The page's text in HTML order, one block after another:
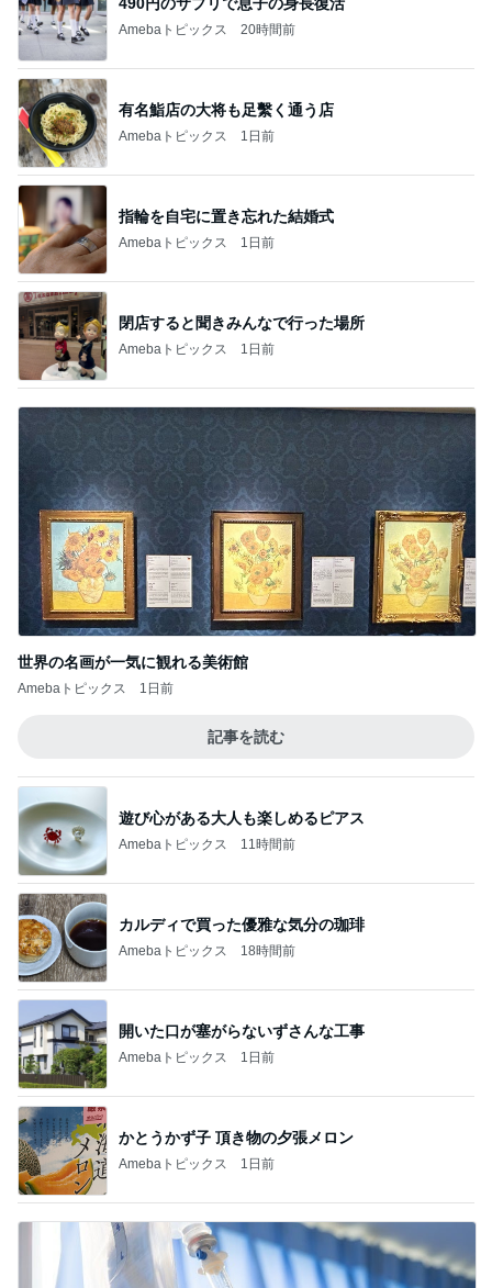
Amebaトピックス 20時間前
有名鮨店の大将も足繫く通う店
Amebaトピックス 1日前
指輪を自宅に置き忘れた結婚式
Amebaトピックス 1日前
閉店すると聞きみんなで行った場所
Amebaトピックス 1日前
世界の名画が一気に観れる美術館
Amebaトピックス 1日前
記事を読む
遊び心がある大人も楽しめるピアス
Amebaトピックス 11時間前
カルディで買った優雅な気分の珈琲
Amebaトピックス 18時間前
開いた口が塞がらないずさんな工事
Amebaトピックス 1日前
かとうかず子 頂き物の夕張メロン
Amebaトピックス 1日前